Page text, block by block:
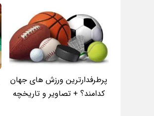
پرطرفدارترین ورزش های جهان
کدامند؟ + تصاویر و تاریخچه